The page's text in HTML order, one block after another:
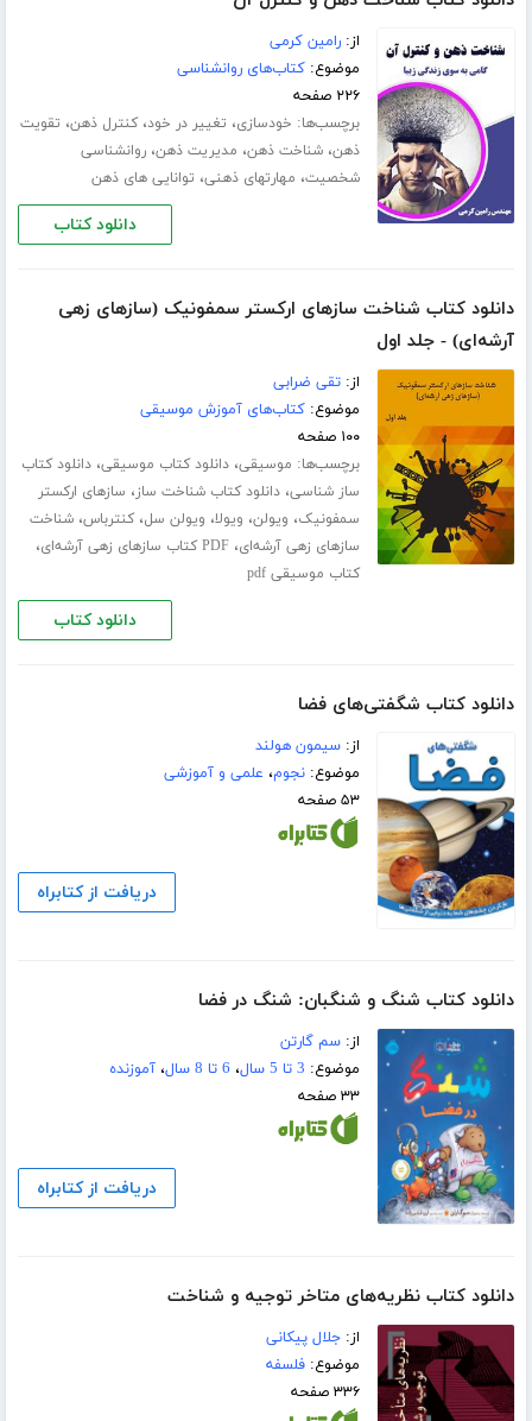
از:رامین کرمی
موضوع:کتاب‌های روانشناسی
۲۲۶ صفحه
برچسب‌ها: خودسازی، تغییر در خود،کنترل ذهن، تقویت
ذهن،شناخت ذهن، مدیریت ذهن،روانشناسی
شخصیت، مهارت­های ذهنی، توانایی های ذهن
دانلود کتاب
دانلود کتاب شناخت سازهای ارکستر سمفونیک (سازهای زهی
آرشه‌ای) - جلد اول
از:تقی ضرابی
موضوع:کتاب‌های آموزش موسیقی
۱۰۰ صفحه
برچسب‌ها: موسیقی،دانلود کتاب موسیقی،دانلود کتاب
ساز شناسی،دانلود کتاب شناخت ساز، سازهای ارکستر
سمفونیک، ویولن، ویولا، ویولن سل،کنترباس،شناخت
سازهای زهی آرشه‌ای،PDF کتاب سازهای زهی آرشه‌ای ،
کتاب موسیقی pdf
دانلود کتاب
دانلود کتاب شگفتی‌های فضا
از:سیمون هولند
موضوع:نجوم، علمی و آموزشی
۵۳ صفحه
دریافت از کتابراه
دانلود کتاب شنگ و شنگبان: شنگ در فضا
از:سم گارتن
موضوع: 3 تا 5 سال ، 6 تا 8 سال ،آموزنده
۳۳ صفحه
دریافت از کتابراه
دانلود کتاب نظریه‌های متاخر توجیه و شناخت
از:جلال پیکانی
موضوع:فلسفه
۳۳۶ صفحه